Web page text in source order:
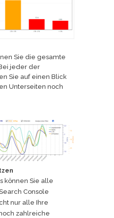
Sie die gesamte
jeder der
Sie auf einen Blick
Unterseiten noch
können Sie alle
Console
nur alle Ihre
zahlreiche